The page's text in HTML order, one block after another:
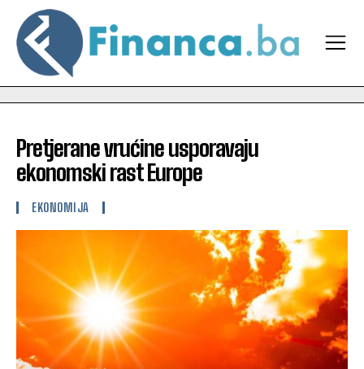
Pretjerane vrućine usporavaju
ekonomski rast Europe
EKONOMIJA